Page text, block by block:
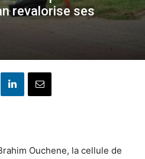
revalorise ses
Ouchene, la cellule de